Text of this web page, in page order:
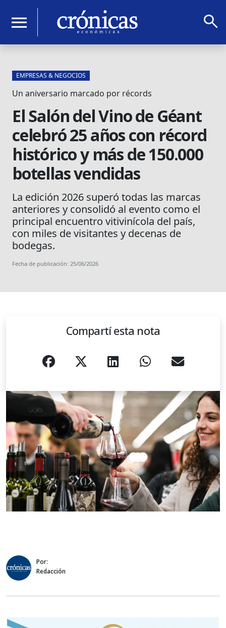
menu search
EMPRESAS & NEGOCIOS
Un aniversario marcado por récords
El Salón del Vino de Géant
celebró 25 años con récord
histórico y más de 150.000
botellas vendidas
La edición 2026 superó todas las marcas
anteriores y consolidó al evento como el
principal encuentro vitivinícola del país,
con miles de visitantes y decenas de
bodegas.
Fecha de publicación: 25/06/2026
Compartí esta nota
Por:
Redacción